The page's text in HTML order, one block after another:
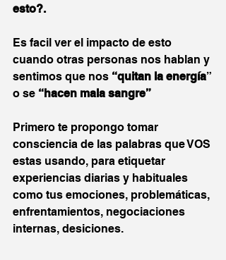
esto?.
Es facil ver el impacto de esto
cuando otras personas nos hablan y
sentimos que nos “quitan la energía”
o se “hacen mala sangre”
Primero te propongo tomar
consciencia de las palabras que VOS
estas usando, para etiquetar
experiencias diarias y habituales
como tus emociones, problemáticas,
enfrentamientos, negociaciones
internas, desiciones.